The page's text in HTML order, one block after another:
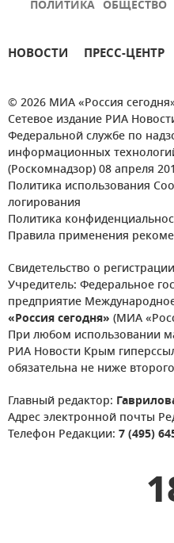
ПОЛИТИКА ОБЩЕСТВО
НОВОСТИ ПРЕСС-ЦЕНТР
© 2026 МИА «Россия
Сетевое издание РИА
Федеральной службе по
информационных
(Роскомнадзор) 08 апреля
Политика использования
логирования
Политика
Правила применения
Свидетельство о
Учредитель: Федеральное
предприятие
«Россия сегодня» (МИА
При любом использовании
РИА Новости Крым
обязательна не ниже
Главный редактор:
Адрес электронной почты
Телефон Редакции: 7 (495)